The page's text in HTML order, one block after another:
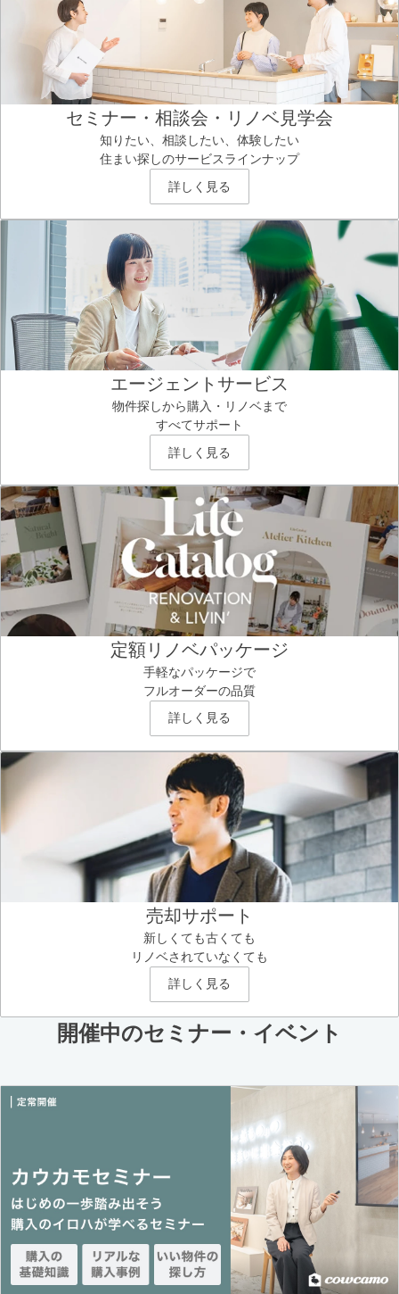
セミナー・相談会・リノベ見学会
知りたい、相談したい、体験したい
住まい探しのサービスラインナップ
詳しく見る
エージェントサービス
物件探しから購入・リノベまで
すべてサポート
詳しく見る
定額リノベパッケージ
手軽なパッケージで
フルオーダーの品質
詳しく見る
売却サポート
新しくても古くても
リノベされていなくても
詳しく見る
開催中のセミナー・イベント